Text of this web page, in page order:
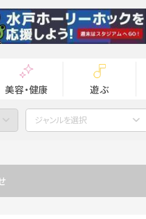
美容・健康 遊ぶ
ジャンルを選択